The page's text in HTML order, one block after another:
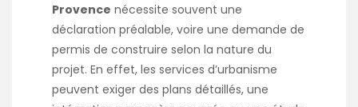
Provence nécessite souvent une
déclaration préalable, voire une demande de
permis de construire selon la nature du
projet. En effet, les services d’urbanisme
peuvent exiger des plans détaillés, une